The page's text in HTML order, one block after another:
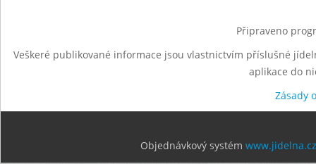
Připraveno
Veškeré publikované informace jsou vlastnictvím příslušné
aplikace do
Zásady
Objednávkový systém www.jidelna.cz